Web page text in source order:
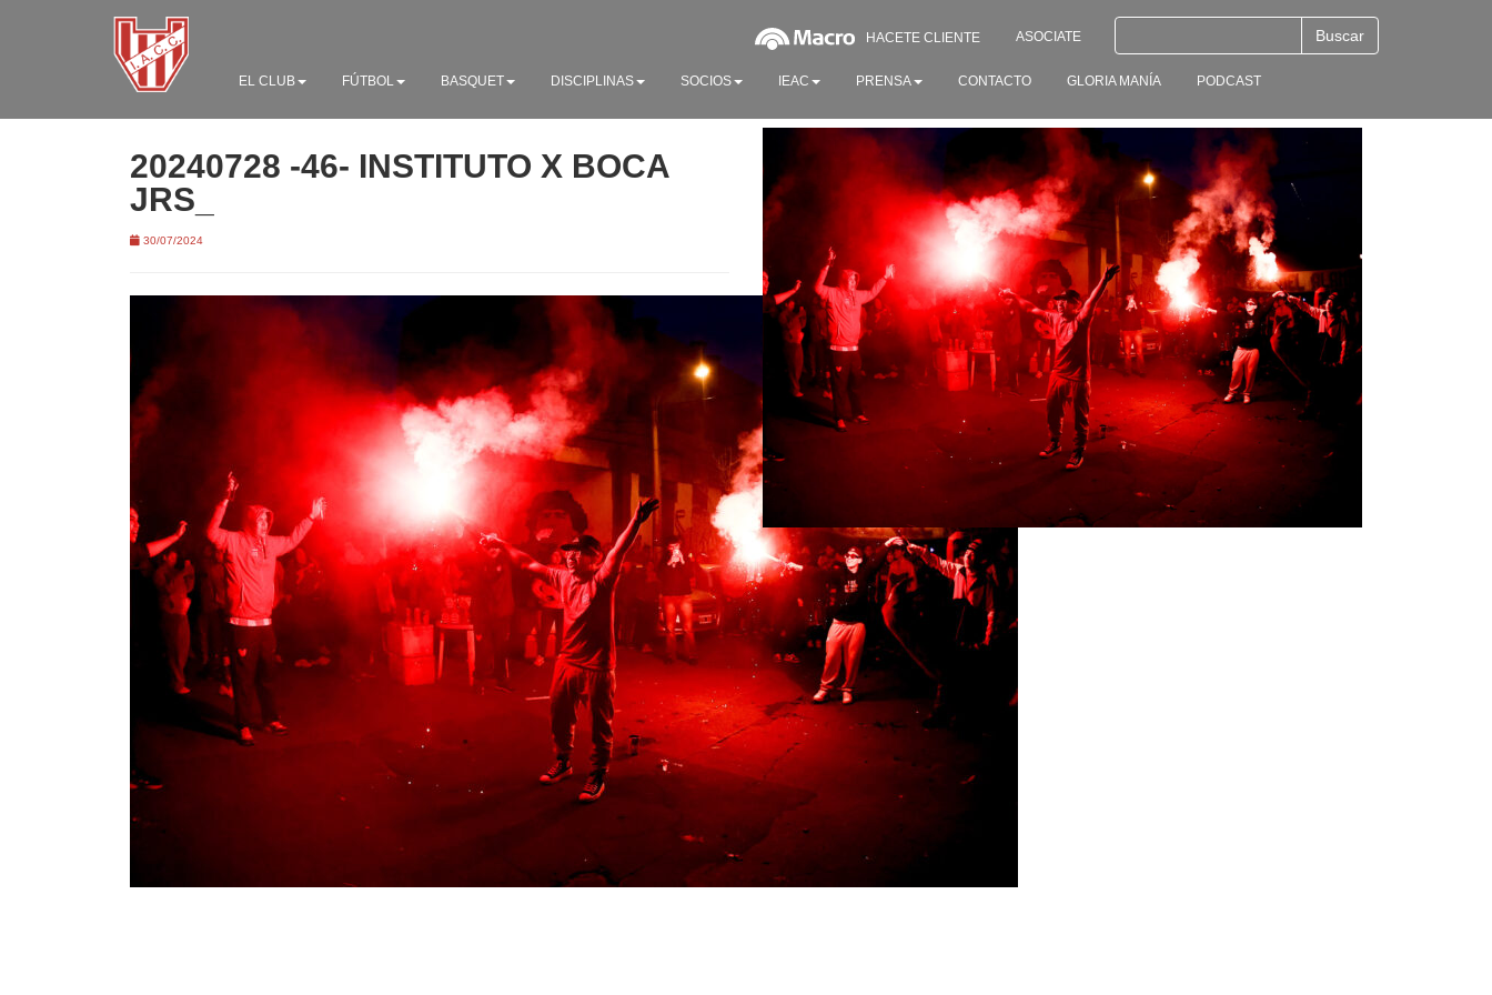
HACETE CLIENTE ASOCIATE
EL CLUB FÚTBOL BASQUET DISCIPLINAS SOCIOS IEAC PRENSA CONTACTO GLORIA MANÍA PODCAST
20240728 -46- INSTITUTO X BOCA
JRS_
30/07/2024